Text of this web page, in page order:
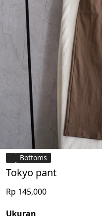
Bottoms
Tokyo pant
Rp 145,000
Ukuran